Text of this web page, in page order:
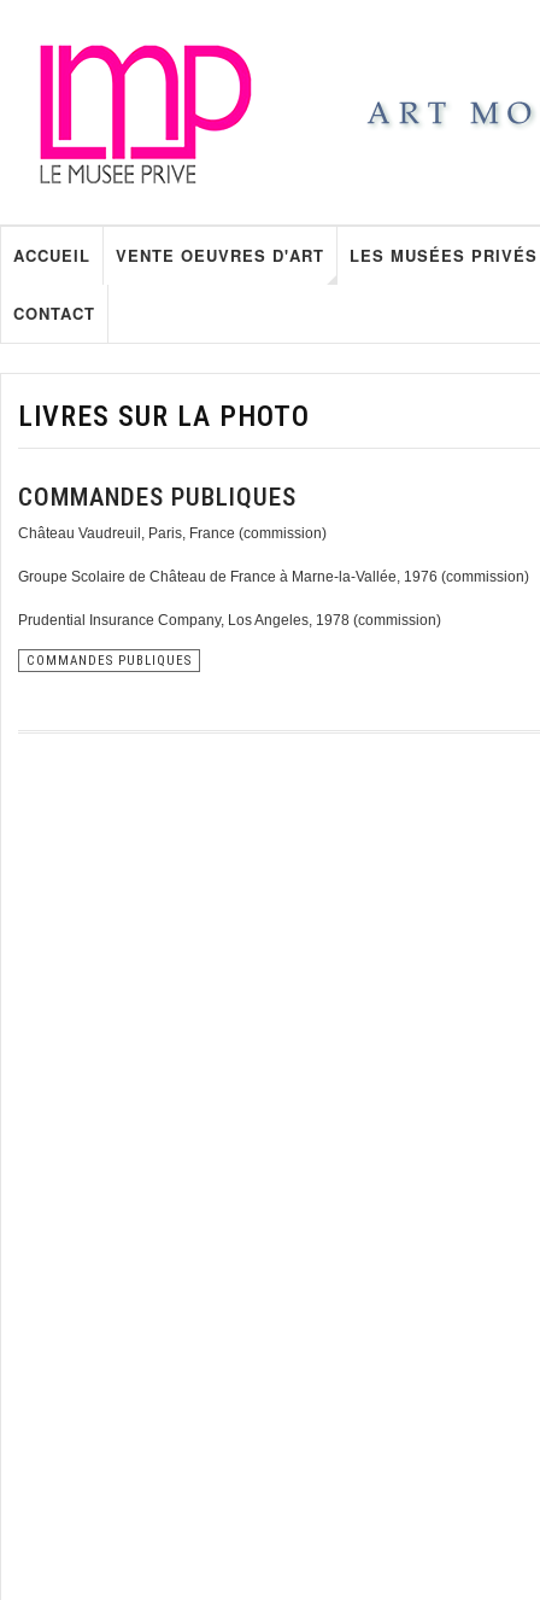
ACCUEIL VENTE OEUVRES D'ART LES MUSÉES PRIVÉS
CONTACT
LIVRES SUR LA PHOTO
COMMANDES PUBLIQUES
Château Vaudreuil, Paris, France (commission)
Groupe Scolaire de Château de France à Marne-la-Vallée, 1976 (commission)
Prudential Insurance Company, Los Angeles, 1978 (commission)
COMMANDES PUBLIQUES